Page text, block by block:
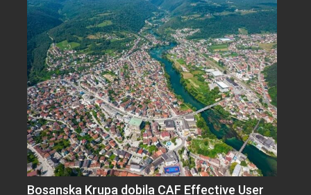
Bosanska Krupa dobila CAF Effective User